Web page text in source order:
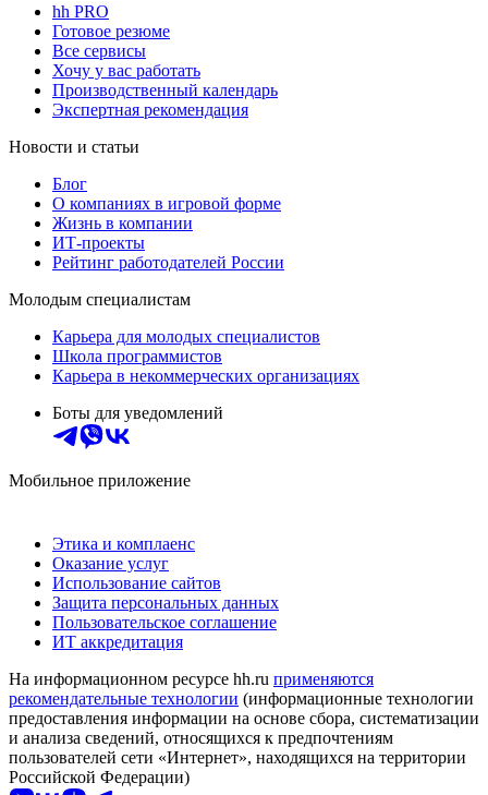
hh PRO
Готовое резюме
Все сервисы
Хочу у вас работать
Производственный календарь
Экспертная рекомендация
Новости и статьи
Блог
О компаниях в игровой форме
Жизнь в компании
ИТ-проекты
Рейтинг работодателей России
Молодым специалистам
Карьера для молодых специалистов
Школа программистов
Карьера в некоммерческих организациях
Боты для уведомлений
Мобильное приложение
Этика и комплаенс
Оказание услуг
Использование сайтов
Защита персональных данных
Пользовательское соглашение
ИТ аккредитация
На информационном ресурсе hh.ru применяются
рекомендательные технологии (информационные технологии
предоставления информации на основе сбора, систематизации
и анализа сведений, относящихся к предпочтениям
пользователей сети «Интернет», находящихся на территории
Российской Федерации)